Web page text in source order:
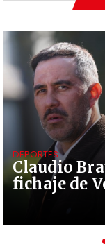
Claudio
fichaje de
DEPORTES